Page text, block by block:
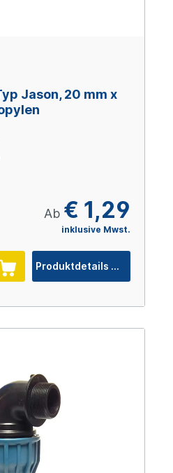
Jason, 20 mm x
Ab € 1,29
inklusive Mwst.
Produktdetails